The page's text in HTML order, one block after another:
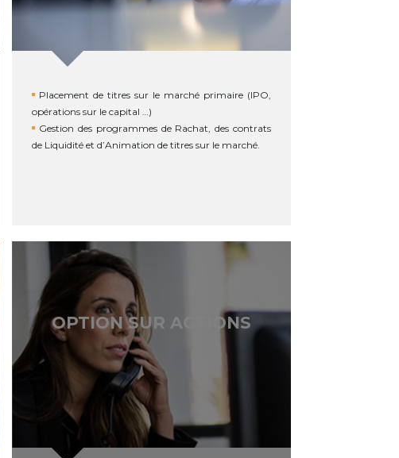
Placement de titres sur le marché primaire (IPO,
opérations sur le capital …)
Gestion des programmes de Rachat, des contrats
de Liquidité et d’Animation de titres sur le marché.
OPTION SUR ACTIONS